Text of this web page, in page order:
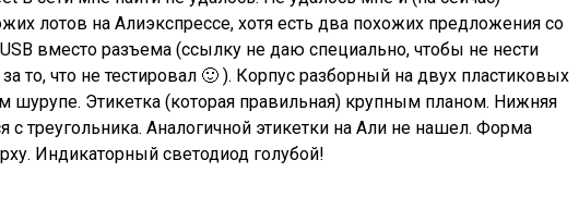
лотов на Алиэкспрессе, хотя есть два похожих предложения со
вместо разъема (ссылку не даю специально, чтобы не нести
за то, что не тестировал 🙂 ). Корпус разборный на двух пластиковых
шурупе. Этикетка (которая правильная) крупным планом. Нижняя
с треугольника. Аналогичной этикетки на Али не нашел. Форма
Индикаторный светодиод голубой!